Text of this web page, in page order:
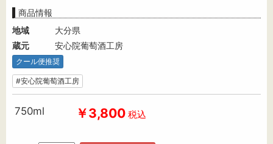
商品情報
地域
大分県
蔵元
安心院葡萄酒工房
クール便推奨
#安心院葡萄酒工房
750ml ￥3,800 税込